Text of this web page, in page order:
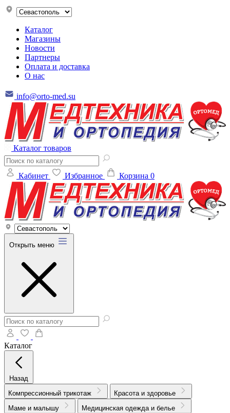
Каталог
Магазины
Новости
Партнеры
Оплата и доставка
О нас
info@orto-med.su
Каталог товаров
Кабинет Избранное Корзина 0
Открыть меню
Каталог
Назад
Компрессионный трикотаж
Красота и здоровье
Маме и малышу
Медицинская одежда и белье